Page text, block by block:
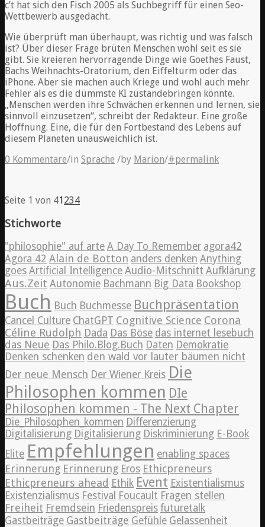
c’t hat sich den Fisch 2005 als Suchbegriff für einen Seo-
Wettbewerb ausgedacht.
Wie überprüft man überhaupt, was richtig und was falsch
ist? Über dieser Frage brüten Menschen wohl seit es sie
gibt. Sie kreieren hervorragende Dinge wie Goethes Faust,
Bachs Weihnachts-Oratorium, den Eiffelturm oder das
iPhone. Aber sie machen auch Kriege und wohl auch mehr
Fehler als es die dümmste KI zustandebringen könnte.
„Menschen werden ihre Schwächen erkennen und lernen, sie
sinnvoll einzusetzen“, schreibt der Redakteur. Eine große
Hoffnung. Eine, die für den Fortbestand des Lebens auf
diesem Planeten unausweichlich ist.
0 Kommentare/in Sprache /by Marion/#permalink
Seite 1 von 41234
Stichworte
"philosophie" auf arte A Day To Remember agora42
Agora 42 Alain de Botton anders denken Anything
goes Artificial Intelligence Audio-Mitschnitt Aufklärung
Aus.Zeit Autonomie Bachmann Big Data Bookshop
Buch Buch Buchmesse Buchpräsentation
Cancel Culture ChatGPT Cognitive Science Corona
Céline Rudolph Dada Das Böse das internet lesebuch
das Neue Das Philo.Blog.Buch Daten Demokratie
Denken schenken den wald vor lauter bäumen nicht
Der neue Mensch Der Wiener Kreis Die
Philosophen kommen DIe
Philosophen kommen - The Next Chapter
Die_Philosophen_kommen Differenzierung
Digitalisierung Digitalisierung Diskriminierung E-Book
Elite Empfehlungen enabling spaces
Erinnerung Erinnerung Eros Ethicpreneurs
Ethicpreneurs ahead Ethik Event Existentialismus
Existenzialismus Festival Foucault Fragen stellen
Freiheit Fremdsein Friedenspreis futuretalk
Gastbeiträge Gastbeiträge Gefühle Gelassenheit